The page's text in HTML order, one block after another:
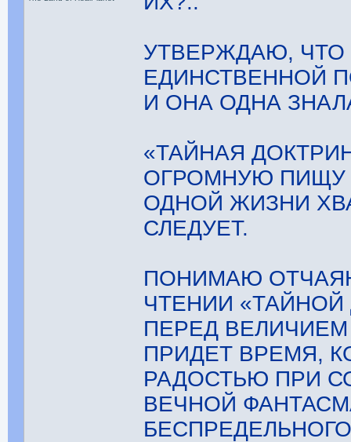
УТВЕРЖДАЮ, ЧТО
ЕДИНСТВЕННОЙ
И ОНА ОДНА
«ТАЙНАЯ
ОГРОМНУЮ ПИЩУ
ОДНОЙ ЖИЗНИ
СЛЕДУЕТ.
ПОНИМАЮ
ЧТЕНИИ
ПЕРЕД
ПРИДЕТ ВРЕМЯ,
РАДОСТЬЮ ПРИ
ВЕЧНОЙ